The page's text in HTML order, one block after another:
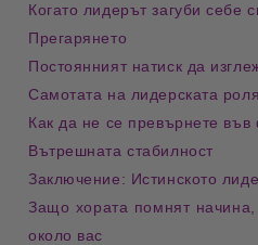
Когато лидерът загуби себе
Прегарянето
Постоянният натиск да
Самотата на лидерската роля
Как да не се превърнете във
Вътрешната стабилност
Заключение: Истинското
Защо хората помнят начина,
около вас